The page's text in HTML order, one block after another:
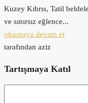
Kuzey Kıbrıs, Tatil
ve sınırsız eğlence...
okumaya devam et
tarafından aziz
Tartışmaya Katıl